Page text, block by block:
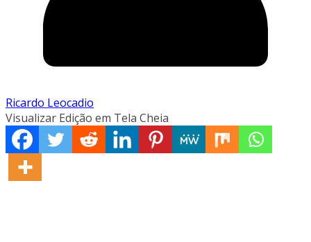
Ricardo Leocadio
Visualizar Edição em Tela Cheia